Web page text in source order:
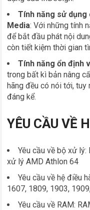
Tính năng sử
Media: Với những tính
để bắt đầu phát nội
còn tiết kiệm thời gian
Tính năng ổn định
trong bất kì bản nâng
hãng đều có nói tới,
đáng kể.
YÊU CẦU VỀ
Yêu cầu về bộ xử
xử lý AMD Athlon 64
Yêu cầu về hệ điều
1607, 1809, 1903,
Yêu cầu về RAM: